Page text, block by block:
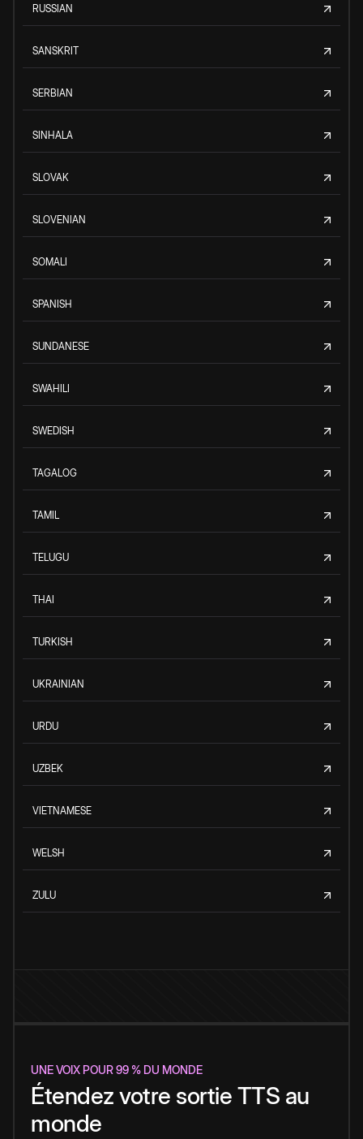
RUSSIAN
SANSKRIT
SERBIAN
SINHALA
SLOVAK
SLOVENIAN
SOMALI
SPANISH
SUNDANESE
SWAHILI
SWEDISH
TAGALOG
TAMIL
TELUGU
THAI
TURKISH
UKRAINIAN
URDU
UZBEK
VIETNAMESE
WELSH
ZULU
UNE VOIX POUR 99 % DU MONDE
Étendez votre sortie TTS au
monde